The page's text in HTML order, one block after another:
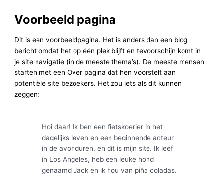
Voorbeeld pagina
Dit is een voorbeeldpagina. Het is anders dan een blog
bericht omdat het op één plek blijft en tevoorschijn komt in
je site navigatie (in de meeste thema’s). De meeste mensen
starten met een Over pagina dat hen voorstelt aan
potentiële site bezoekers. Het zou iets als dit kunnen
zeggen:
Hoi daar! Ik ben een fietskoerier in het
dagelijks leven en een beginnende acteur
in de avonduren, en dit is mijn site. Ik leef
in Los Angeles, heb een leuke hond
genaamd Jack en ik hou van piña coladas.